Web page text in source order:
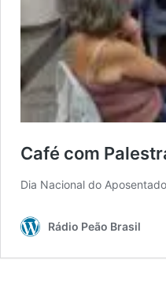
Café com
Dia Nacional do
Rádio Peão Brasil